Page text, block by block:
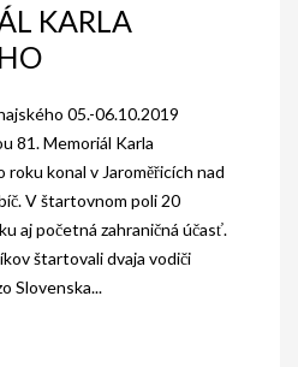
KARLA
05.-06.10.2019
81. Memoriál Karla
konal v Jaroměřicích nad
V štartovnom poli 20
aj početná zahraničná účasť.
štartovali dvaja vodiči
Slovenska...